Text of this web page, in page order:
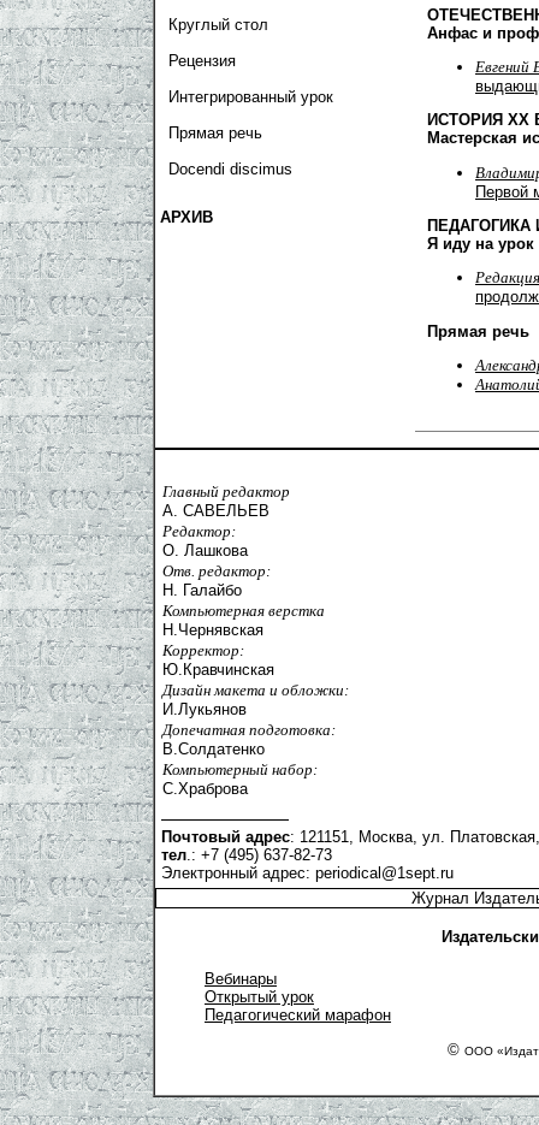
Круглый стол
Рецензия
Интегрированный урок
Прямая речь
Docendi discimus
АРХИВ
Анфас и
Евгений
ИСТОРИЯ ХХ
Мастерская
Первой
ПЕДАГОГИКА
Я иду на урок
Редакция
Прямая речь
Главный редактор
А. САВЕЛЬЕВ
Редактор:
О. Лашкова
Отв. редактор:
Н. Галайбо
Компьютерная верстка
Н.Чернявская
Корректор:
Ю.Кравчинская
Дизайн макета и обложки:
И.Лукьянов
Допечатная подготовка:
В.Солдатенко
Компьютерный набор:
С.Храброва
Почтовый адрес: 121151, Москва, ул.
тел.: +7 (495) 637-82-73
Электронный адрес: periodical@1sept.ru
Журнал
Вебинары
Открытый урок
Педагогический марафон
© ООО